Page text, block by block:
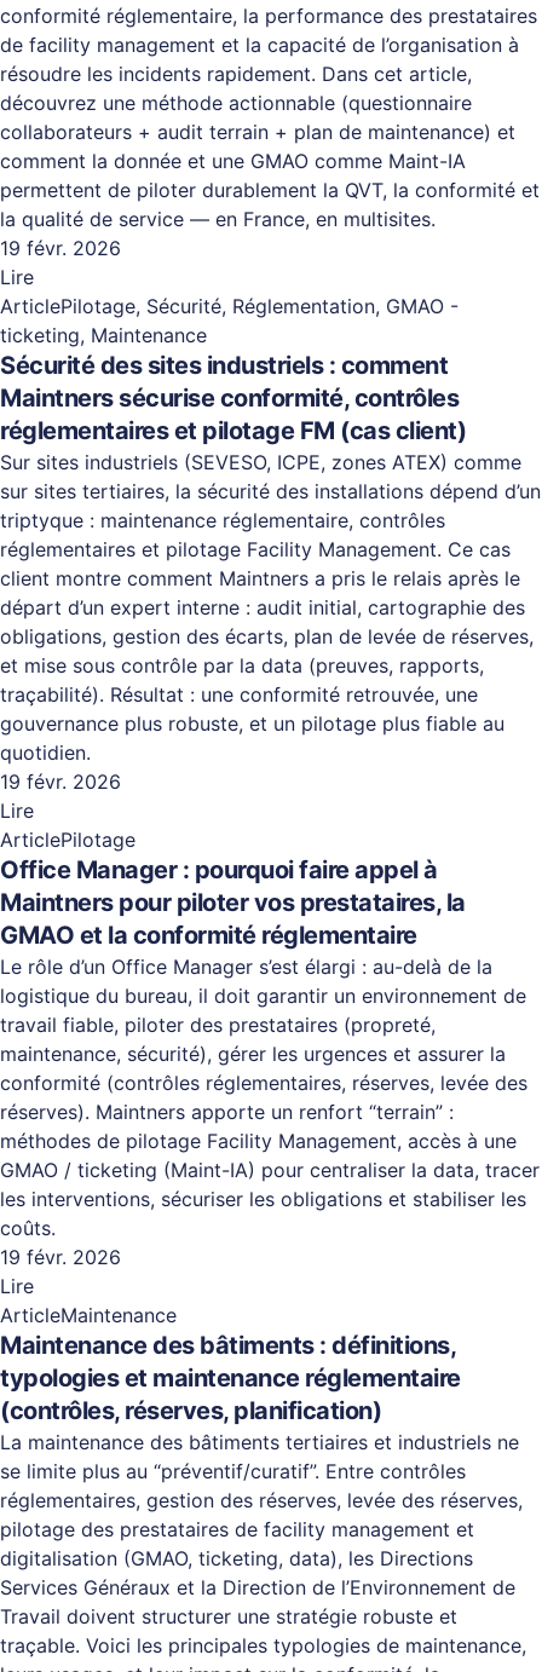
conformité réglementaire, la performance des prestataires
de facility management et la capacité de l’organisation à
résoudre les incidents rapidement. Dans cet article,
découvrez une méthode actionnable (questionnaire
collaborateurs + audit terrain + plan de maintenance) et
comment la donnée et une GMAO comme Maint-IA
permettent de piloter durablement la QVT, la conformité et
la qualité de service — en France, en multisites.
19 févr. 2026
Lire
ArticlePilotage, Sécurité, Réglementation, GMAO -
ticketing, Maintenance
Sécurité des sites industriels : comment
Maintners sécurise conformité, contrôles
réglementaires et pilotage FM (cas client)
Sur sites industriels (SEVESO, ICPE, zones ATEX) comme
sur sites tertiaires, la sécurité des installations dépend d’un
triptyque : maintenance réglementaire, contrôles
réglementaires et pilotage Facility Management. Ce cas
client montre comment Maintners a pris le relais après le
départ d’un expert interne : audit initial, cartographie des
obligations, gestion des écarts, plan de levée de réserves,
et mise sous contrôle par la data (preuves, rapports,
traçabilité). Résultat : une conformité retrouvée, une
gouvernance plus robuste, et un pilotage plus fiable au
quotidien.
19 févr. 2026
Lire
ArticlePilotage
Office Manager : pourquoi faire appel à
Maintners pour piloter vos prestataires, la
GMAO et la conformité réglementaire
Le rôle d’un Office Manager s’est élargi : au-delà de la
logistique du bureau, il doit garantir un environnement de
travail fiable, piloter des prestataires (propreté,
maintenance, sécurité), gérer les urgences et assurer la
conformité (contrôles réglementaires, réserves, levée des
réserves). Maintners apporte un renfort “terrain” :
méthodes de pilotage Facility Management, accès à une
GMAO / ticketing (Maint-IA) pour centraliser la data, tracer
les interventions, sécuriser les obligations et stabiliser les
coûts.
19 févr. 2026
Lire
ArticleMaintenance
Maintenance des bâtiments : définitions,
typologies et maintenance réglementaire
(contrôles, réserves, planification)
La maintenance des bâtiments tertiaires et industriels ne
se limite plus au “préventif/curatif”. Entre contrôles
réglementaires, gestion des réserves, levée des réserves,
pilotage des prestataires de facility management et
digitalisation (GMAO, ticketing, data), les Directions
Services Généraux et la Direction de l’Environnement de
Travail doivent structurer une stratégie robuste et
traçable. Voici les principales typologies de maintenance,